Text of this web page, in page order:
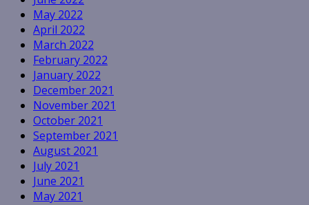
May 2022
April 2022
March 2022
February 2022
January 2022
December 2021
November 2021
October 2021
September 2021
August 2021
July 2021
June 2021
May 2021